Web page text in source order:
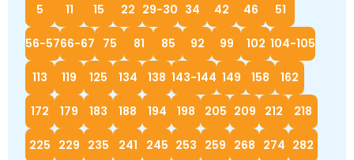
5 11 15 22 29-30 34 42 46 51
56-5766-67 75 81 85 92 99 102 104-105
113 119 125 134 138 143-144 149 158 162
172 179 183 188 194 198 205 209 212 218
225 229 235 241 245 253 259 268 274 282